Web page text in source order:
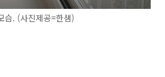
. (사진제공=한샘)